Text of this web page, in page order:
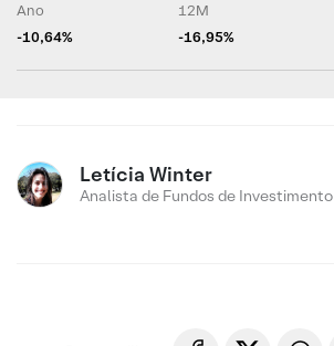
Ano
-10,64%
12M
-16,95%
Letícia Winter
Analista de Fundos de Investimento